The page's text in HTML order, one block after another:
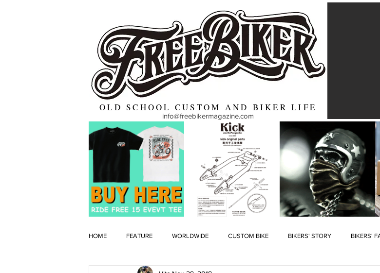
OLD SCHOOL CUSTOM AND BIKER LIFE
info@freebikermagazine.com
HOME FEATURE WORLDWIDE CUSTOM BIKE BIKERS' STORY BIKERS'